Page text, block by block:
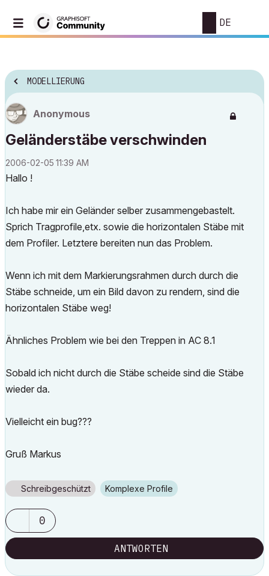
DE
MODELLIERUNG
Anonymous
Geländerstäbe verschwinden
‎2006-02-05 11:39 AM
Hallo !
Ich habe mir ein Geländer selber zusammengebastelt.
Sprich Tragprofile,etx. sowie die horizontalen Stäbe mit
dem Profiler. Letztere bereiten nun das Problem.
Wenn ich mit dem Markierungsrahmen durch durch die
Stäbe schneide, um ein Bild davon zu rendern, sind die
horizontalen Stäbe weg!
Ähnliches Problem wie bei den Treppen in AC 8.1
Sobald ich nicht durch die Stäbe scheide sind die Stäbe
wieder da.
Vielleicht ein bug???
Gruß Markus
Schreibgeschützt Komplexe Profile
0
ANTWORTEN